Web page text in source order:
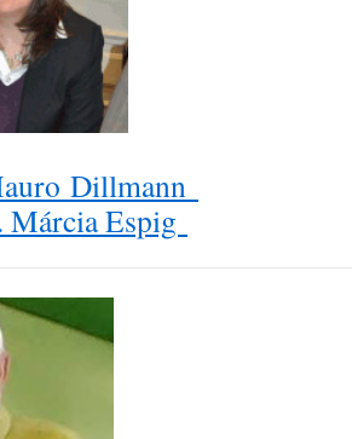
Dillmann
Márcia Espig